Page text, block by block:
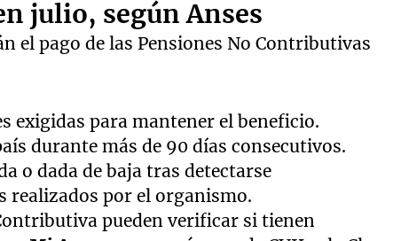
julio, según Anses
el pago de las Pensiones No Contributivas
exigidas para mantener el beneficio.
durante más de 90 días consecutivos.
o dada de baja tras detectarse
realizados por el organismo.
pueden verificar si tienen